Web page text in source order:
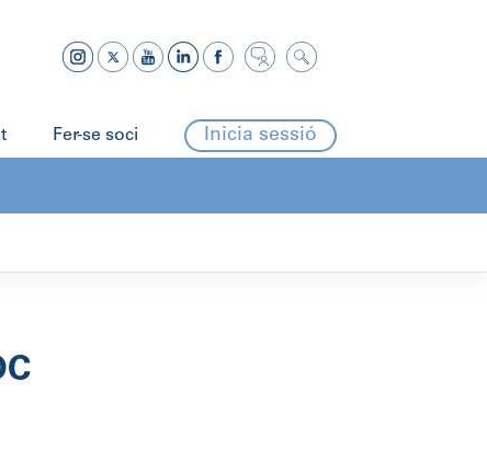
Fer-se soci Inicia sessió